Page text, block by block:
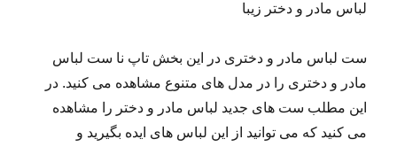
لباس مادر و دختر زیبا
ست لباس مادر و دختری در این بخش تاپ نا ست لباس
مادر و دختری را در مدل های متنوع مشاهده می کنید. در
این مطلب ست های جدید لباس مادر و دختر را مشاهده
می کنید که می توانید از این لباس های ایده بگیرید و